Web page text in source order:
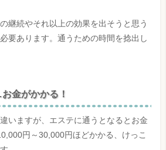
継続やそれ以上の効果を出そうと思う
要あります。通うための時間を捻出し
金がかかる！
いますが、エステに通うとなるとお金
円～30,000円ほどかかる、けっこ